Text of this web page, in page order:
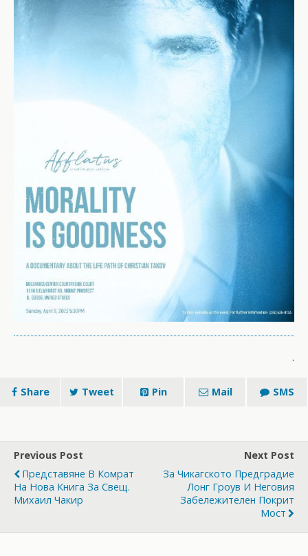
.
Share Tweet Pin Mail SMS
Previous Post
Представяне В Комрат
На Нова Книга За Свещ.
Михаил Чакир
Next Post
За Чикагското Предградие
Лонг Гроув И Неговия
Забележителен Покрит
Мост